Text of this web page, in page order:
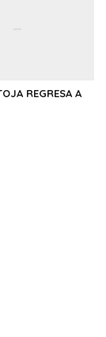
REGRESA A